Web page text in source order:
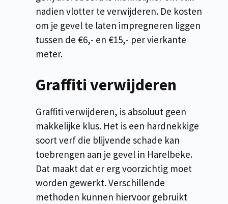
nadien vlotter te verwijderen. De kosten
om je gevel te laten impregneren liggen
tussen de €6,- en €15,- per vierkante
meter.
Graffiti verwijderen
Graffiti verwijderen, is absoluut geen
makkelijke klus. Het is een hardnekkige
soort verf die blijvende schade kan
toebrengen aan je gevel in Harelbeke.
Dat maakt dat er erg voorzichtig moet
worden gewerkt. Verschillende
methoden kunnen hiervoor gebruikt